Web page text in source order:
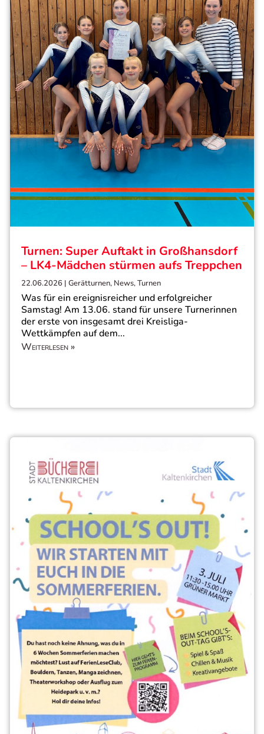
Turnen: Super Auftakt in Großhansdorf
– LK4-Mädchen stürmen aufs Treppchen
22.06.2026 | Gerätturnen, News,Turnen
Was für ein ereignisreicher und erfolgreicher
Samstag! Am 13.06. stand für unsere Turnerinnen
der erste von insgesamt drei Kreisliga-
Wettkämpfen auf dem...
Weiterlesen »